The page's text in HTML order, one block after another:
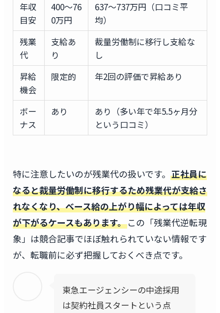
年収
目安
400〜76
0万円
637〜737万円（口コミ平
均）
残業
代
支給あ
り
裁量労働制に移行し支給な
し
昇給
機会
限定的 年2回の評価で昇給あり
ボー
ナス
あり
あり（多い年で年5.5ヶ月分
という口コミ）
特に注意したいのが残業代の扱いです。 正社員に
なると裁量労働制に移行するため残業代が支給さ
れなくなり、ベース給の上がり幅によっては年収
が下がるケースもあります。この「残業代逆転現
象」は競合記事でほぼ触れられていない情報です
が、転職前に必ず把握しておくべき点です。
東急エージェンシーの中途採用
は契約社員スタートという点